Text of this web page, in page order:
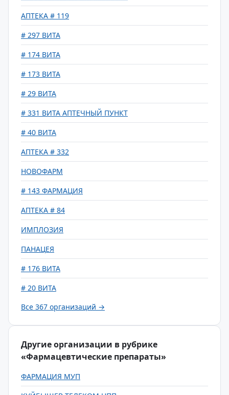
АПТЕКА # 119
# 297 ВИТА
# 174 ВИТА
# 173 ВИТА
# 29 ВИТА
# 331 ВИТА АПТЕЧНЫЙ ПУНКТ
# 40 ВИТА
АПТЕКА # 332
НОВОФАРМ
# 143 ФАРМАЦИЯ
АПТЕКА # 84
ИМПЛОЗИЯ
ПАНАЦЕЯ
# 176 ВИТА
# 20 ВИТА
Все 367 организаций →
Другие организации в рубрике
«Фармацевтические препараты»
ФАРМАЦИЯ МУП